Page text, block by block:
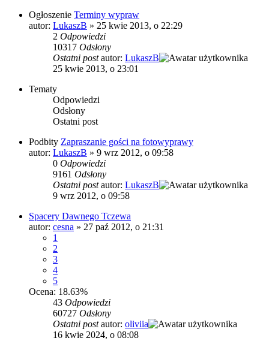
Ogłoszenie Terminy wypraw
autor: LukaszB » 25 kwie 2013, o 22:29
2 Odpowiedzi
10317 Odsłony
Ostatni postautor: LukaszB
25 kwie 2013, o 23:01
Tematy
Odpowiedzi
Odsłony
Ostatni post
Podbity Zapraszanie gości na fotowyprawy
autor: LukaszB » 9 wrz 2012, o 09:58
0 Odpowiedzi
9161 Odsłony
Ostatni postautor: LukaszB
9 wrz 2012, o 09:58
Spacery Dawnego Tczewa
autor: cesna » 27 paź 2012, o 21:31
1
2
3
4
5
Ocena: 18.63%
43 Odpowiedzi
60727 Odsłony
Ostatni postautor: oliviia
16 kwie 2024, o 08:08